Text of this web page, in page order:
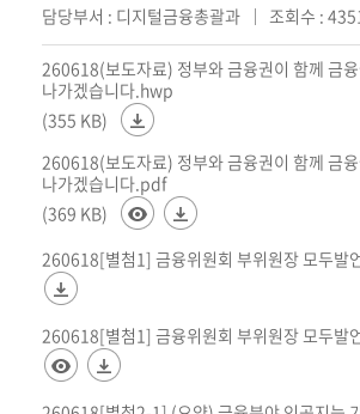
담당부서 : 디지털금융총괄과 조회수 :
260618(보도자료) 정부와 금융권이 함께 금
나가겠습니다.hwp
(355 KB)
260618(보도자료) 정부와 금융권이 함께 금
나가겠습니다.pdf
(369 KB)
260618[별첨1] 금융위원회 부위원장 모두발
260618[별첨1] 금융위원회 부위원장 모두발